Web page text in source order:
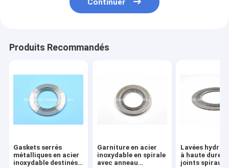
Continuer
Produits Recommandés
Gaskets serrés
métalliques en acier
inoxydable destinés
Garniture en acier
inoxydable en spirale
avec anneau
Lavées
à haute
joints spiraux